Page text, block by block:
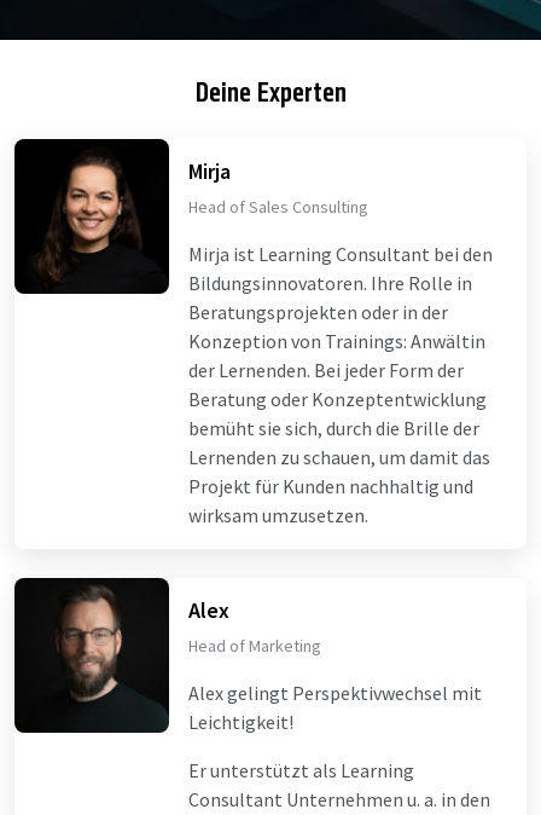
Deine Experten
Mirja
Head of Sales Consulting
Mirja ist Learning Consultant bei den
Bildungsinnovatoren. Ihre Rolle in
Beratungsprojekten oder in der
Konzeption von Trainings: Anwältin
der Lernenden. Bei jeder Form der
Beratung oder Konzeptentwicklung
bemüht sie sich, durch die Brille der
Lernenden zu schauen, um damit das
Projekt für Kunden nachhaltig und
wirksam umzusetzen.
Alex
Head of Marketing
Alex gelingt Perspektivwechsel mit
Leichtigkeit!
Er unterstützt als Learning
Consultant Unternehmen u. a. in den